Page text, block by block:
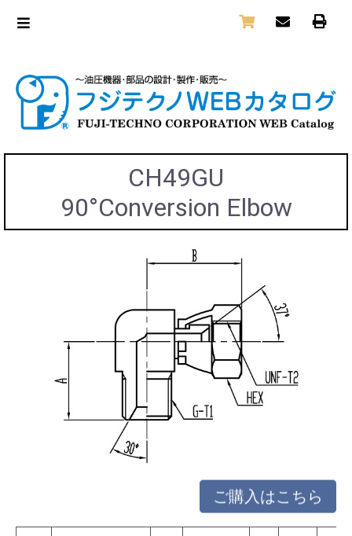
CH49GU
90°Conversion Elbow
ご購入はこちら